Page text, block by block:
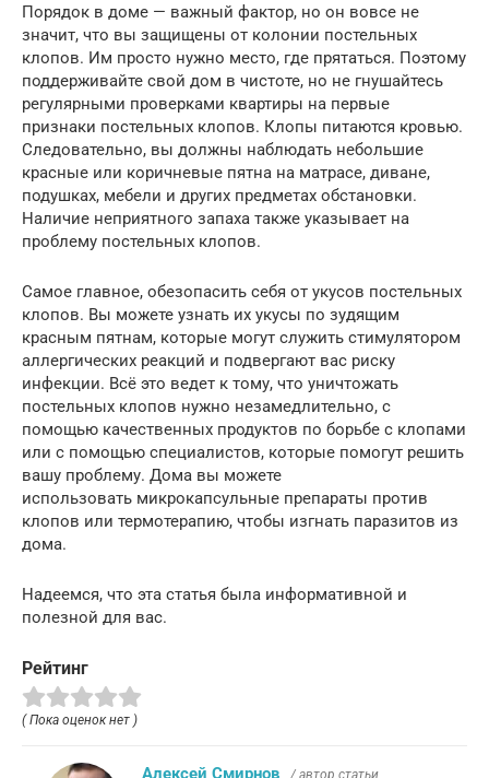
Порядок в доме — важный фактор, но он вовсе не
значит, что вы защищены от колонии постельных
клопов. Им просто нужно место, где прятаться. Поэтому
поддерживайте свой дом в чистоте, но не гнушайтесь
регулярными проверками квартиры на первые
признаки постельных клопов. Клопы питаются кровью.
Следовательно, вы должны наблюдать небольшие
красные или коричневые пятна на матрасе, диване,
подушках, мебели и других предметах обстановки.
Наличие неприятного запаха также указывает на
проблему постельных клопов.
Самое главное, обезопасить себя от укусов постельных
клопов. Вы можете узнать их укусы по зудящим
красным пятнам, которые могут служить стимулятором
аллергических реакций и подвергают вас риску
инфекции. Всё это ведет к тому, что уничтожать
постельных клопов нужно незамедлительно, с
помощью качественных продуктов по борьбе с клопами
или с помощью специалистов, которые помогут решить
вашу проблему. Дома вы можете
использовать микрокапсульные препараты против
клопов или термотерапию, чтобы изгнать паразитов из
дома.
Надеемся, что эта статья была информативной и
полезной для вас.
Рейтинг
( Пока оценок нет )
Алексей Смирнов / автор статьи